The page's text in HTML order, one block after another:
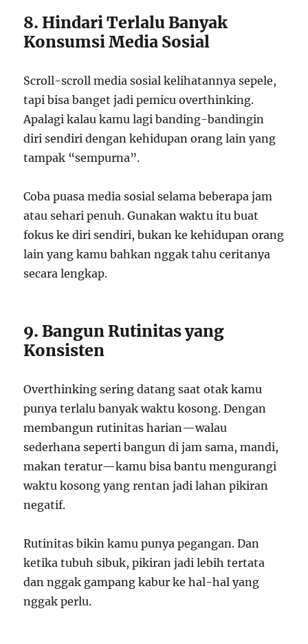
8. Hindari Terlalu Banyak
Konsumsi Media Sosial
Scroll-scroll media sosial kelihatannya sepele,
tapi bisa banget jadi pemicu overthinking.
Apalagi kalau kamu lagi banding-bandingin
diri sendiri dengan kehidupan orang lain yang
tampak “sempurna”.
Coba puasa media sosial selama beberapa jam
atau sehari penuh. Gunakan waktu itu buat
fokus ke diri sendiri, bukan ke kehidupan orang
lain yang kamu bahkan nggak tahu ceritanya
secara lengkap.
9. Bangun Rutinitas yang
Konsisten
Overthinking sering datang saat otak kamu
punya terlalu banyak waktu kosong. Dengan
membangun rutinitas harian—walau
sederhana seperti bangun di jam sama, mandi,
makan teratur—kamu bisa bantu mengurangi
waktu kosong yang rentan jadi lahan pikiran
negatif.
Rutinitas bikin kamu punya pegangan. Dan
ketika tubuh sibuk, pikiran jadi lebih tertata
dan nggak gampang kabur ke hal-hal yang
nggak perlu.